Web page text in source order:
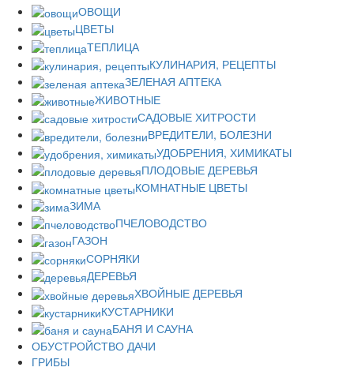
ОВОЩИ
ЦВЕТЫ
ТЕПЛИЦА
КУЛИНАРИЯ, РЕЦЕПТЫ
ЗЕЛЕНАЯ АПТЕКА
ЖИВОТНЫЕ
САДОВЫЕ ХИТРОСТИ
ВРЕДИТЕЛИ, БОЛЕЗНИ
УДОБРЕНИЯ, ХИМИКАТЫ
ПЛОДОВЫЕ ДЕРЕВЬЯ
КОМНАТНЫЕ ЦВЕТЫ
ЗИМА
ПЧЕЛОВОДСТВО
ГАЗОН
СОРНЯКИ
ДЕРЕВЬЯ
ХВОЙНЫЕ ДЕРЕВЬЯ
КУСТАРНИКИ
БАНЯ И САУНА
ОБУСТРОЙСТВО ДАЧИ
ГРИБЫ